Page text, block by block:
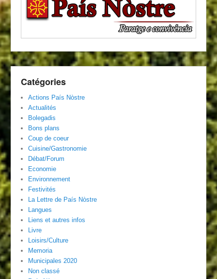
Catégories
Actions País Nòstre
Actualités
Bolegadis
Bons plans
Coup de coeur
Cuisine/Gastronomie
Débat/Forum
Economie
Environnement
Festivités
La Lettre de País Nòstre
Langues
Liens et autres infos
Livre
Loisirs/Culture
Memoria
Municipales 2020
Non classé